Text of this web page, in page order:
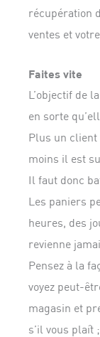
récupération
ventes et
Faites vite
L’objectif de
en sorte
Plus un client
moins il est
Il faut donc
Les paniers
heures, des
revienne
Pensez à la
voyez peut-
magasin et
s’il vous plaît